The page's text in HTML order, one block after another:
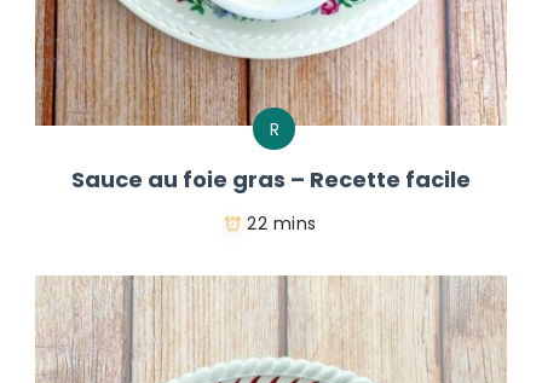
R
Sauce au foie gras – Recette facile
22 mins